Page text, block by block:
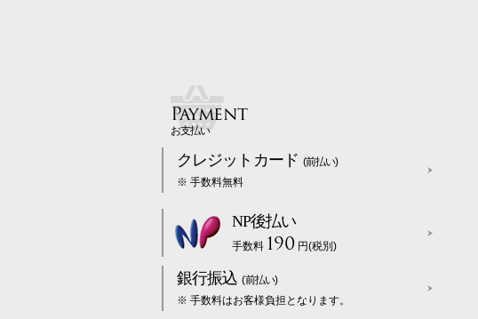
Payment
お支払い
クレジットカード (前払い)
※ 手数料無料
NP後払い
手数料 190 円(税別)
銀行振込 (前払い)
※ 手数料はお客様負担となります。